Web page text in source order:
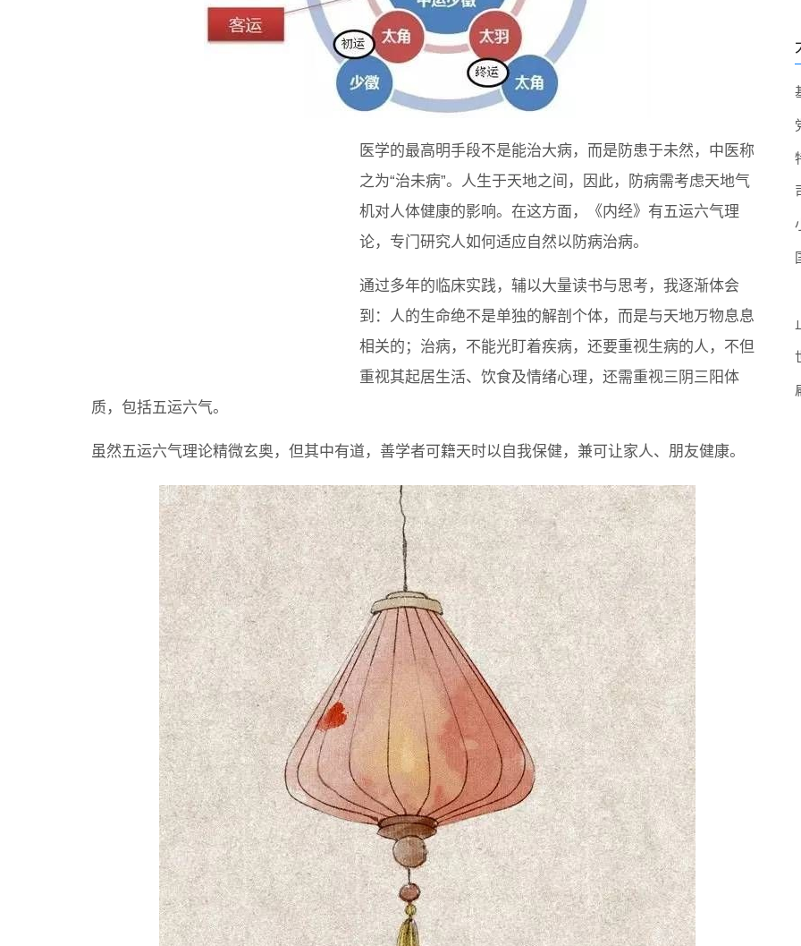
医学的最高明手段不是能治大病，而是防患于未然，中医称
之为“治未病”。人生于天地之间，因此，防病需考虑天地气
机对人体健康的影响。在这方面，《内经》有五运六气理
论，专门研究人如何适应自然以防病治病。
通过多年的临床实践，辅以大量读书与思考，我逐渐体会
到：人的生命绝不是单独的解剖个体，而是与天地万物息息
相关的；治病，不能光盯着疾病，还要重视生病的人，不但
重视其起居生活、饮食及情绪心理，还需重视三阴三阳体
质，包括五运六气。
虽然五运六气理论精微玄奥，但其中有道，善学者可籍天时以自我保健，兼可让家人、朋友健康。